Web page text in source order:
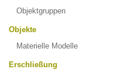
Objektgruppen
Objekte
Materielle Modelle
Erschließung